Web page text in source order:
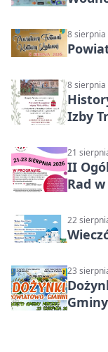
8 sierpnia
8 sierpnia
Izby
21
II
Rad
22
23